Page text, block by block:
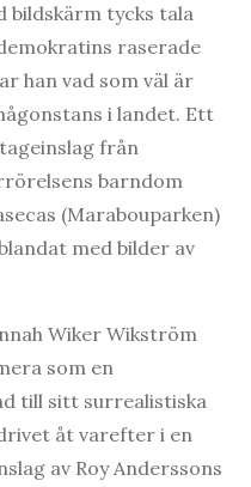
bildskärm tycks tala
raserade
han vad som väl är
i landet. Ett
från
barndom
(Marabouparken)
med bilder av
Wiker Wikström
som en
till sitt surrealistiska
åt varefter i en
av Roy Anderssons